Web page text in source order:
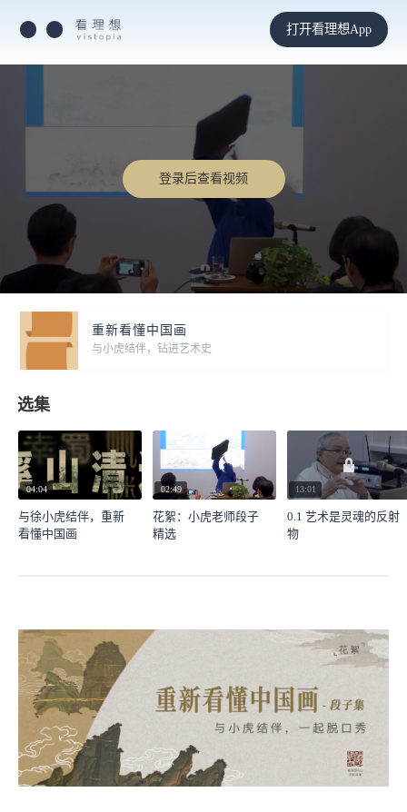
打开看理想App
登录后查看视频
重新看懂中国画
与小虎结伴，钻进艺术史
选集
04:04
与徐小虎结伴，重新
看懂中国画
02:49
花絮：小虎老师段子
精选
13:01
0.1 艺术是灵魂的反射
物